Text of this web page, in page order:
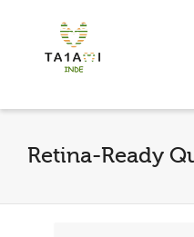
Retina-Ready